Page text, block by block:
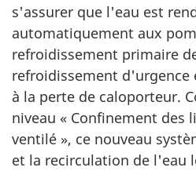
s'assurer que l'eau est
automatiquement aux
refroidissement primaire
refroidissement d'urgence
à la perte de caloporteur.
niveau « Confinement des
ventilé », ce nouveau
et la recirculation de l'eau